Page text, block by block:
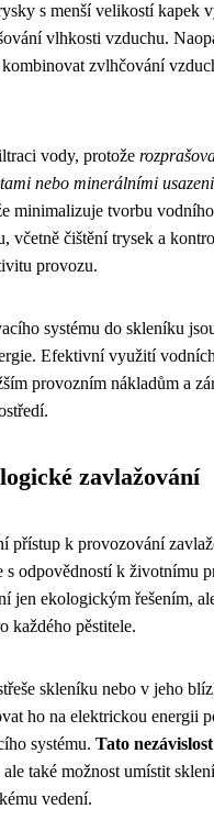
s menší velikostí kapek
vlhkosti vzduchu.
zvlhčování
vody, protože
nebo minerálními
minimalizuje tvorbu
včetně čištění trysek a
provozu.
systému do skleníku
Efektivní využití
provozním nákladům a
zavlažování
přístup k provozování
odpovědností k životnímu
jen ekologickým řešením,
každého pěstitele.
skleníku nebo v jeho
ho na elektrickou energii
systému. Tato
ale také možnost umístit
vedení.